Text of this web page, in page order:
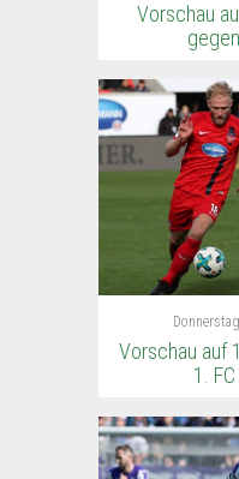
Vorschau
Donnerstag
Vorschau auf
1.